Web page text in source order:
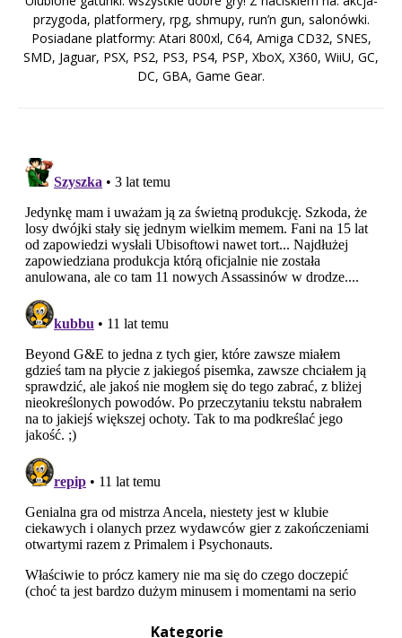
przygoda, platformery, rpg, shmupy, run’n gun, salonówki.
Posiadane platformy: Atari 800xl, C64, Amiga CD32, SNES,
SMD, Jaguar, PSX, PS2, PS3, PS4, PSP, XboX, X360, WiiU, GC,
DC, GBA, Game Gear.
Kategorie